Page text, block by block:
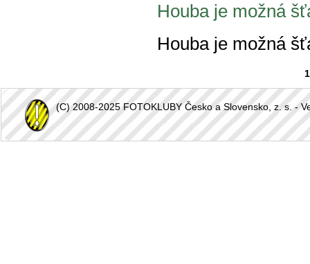
Houba je možná
Houba je možná
1
(C) 2008-2025 FOTOKLUBY Česko a Slovensko, z. s. -